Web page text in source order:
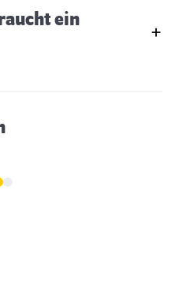
ein